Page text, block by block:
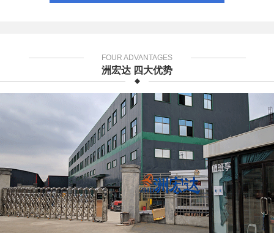
FOUR ADVANTAGES
洲宏达 四大优势